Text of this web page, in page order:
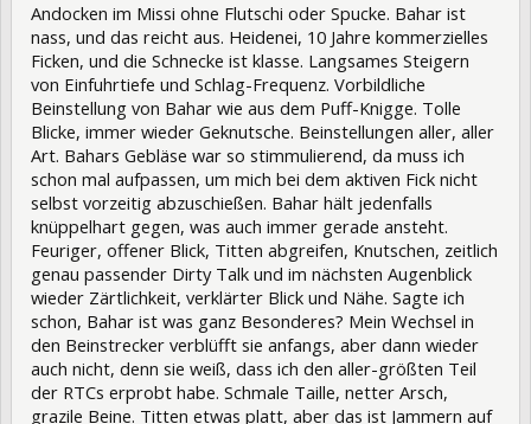
Andocken im Missi ohne Flutschi oder Spucke. Bahar ist
nass, und das reicht aus. Heidenei, 10 Jahre kommerzielles
Ficken, und die Schnecke ist klasse. Langsames Steigern
von Einfuhrtiefe und Schlag-Frequenz. Vorbildliche
Beinstellung von Bahar wie aus dem Puff-Knigge. Tolle
Blicke, immer wieder Geknutsche. Beinstellungen aller, aller
Art. Bahars Gebläse war so stimmulierend, da muss ich
schon mal aufpassen, um mich bei dem aktiven Fick nicht
selbst vorzeitig abzuschießen. Bahar hält jedenfalls
knüppelhart gegen, was auch immer gerade ansteht.
Feuriger, offener Blick, Titten abgreifen, Knutschen, zeitlich
genau passender Dirty Talk und im nächsten Augenblick
wieder Zärtlichkeit, verklärter Blick und Nähe. Sagte ich
schon, Bahar ist was ganz Besonderes? Mein Wechsel in
den Beinstrecker verblüfft sie anfangs, aber dann wieder
auch nicht, denn sie weiß, dass ich den aller-größten Teil
der RTCs erprobt habe. Schmale Taille, netter Arsch,
grazile Beine. Titten etwas platt, aber das ist Jammern auf